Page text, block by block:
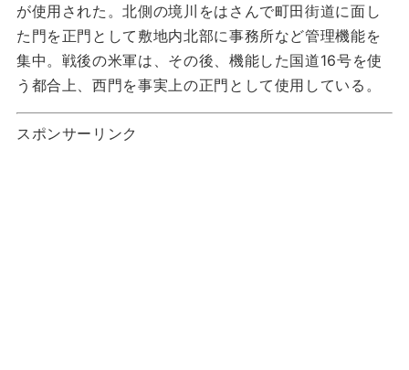
が使用された。北側の境川をはさんで町田街道に面し
た門を正門として敷地内北部に事務所など管理機能を
集中。戦後の米軍は、その後、機能した国道16号を使
う都合上、西門を事実上の正門として使用している。
スポンサーリンク